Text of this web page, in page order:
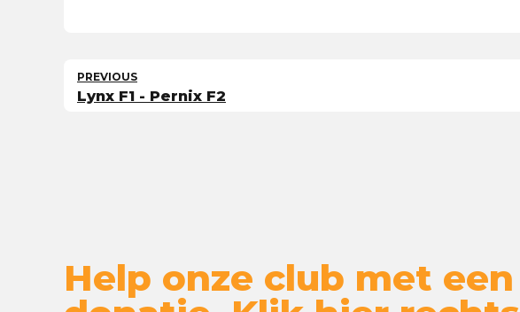
PREVIOUS
Lynx F1 - Pernix F2
Help onze club met een